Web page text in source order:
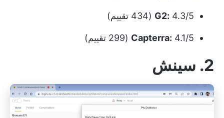
G2: 4.3/5 (434 تقييم)
Capterra: 4.1/5 (299 تقييم)
2. سينش